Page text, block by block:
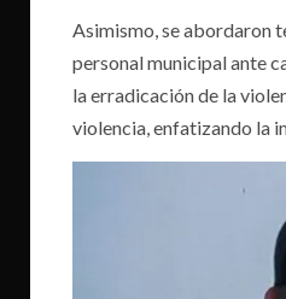
Asimismo, se abordaron
personal municipal ante
la erradicación de la
violencia, enfatizando la